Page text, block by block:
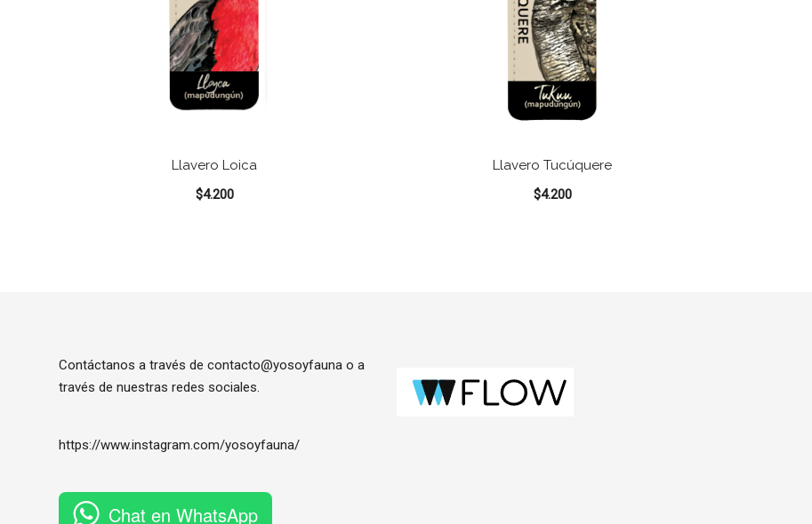
Llavero Loica
$4.200
Llavero Tucúquere
$4.200
Contáctanos a través de contacto@yosoyfauna o a
través de nuestras redes sociales.
https://www.instagram.com/yosoyfauna/
Chat en WhatsApp